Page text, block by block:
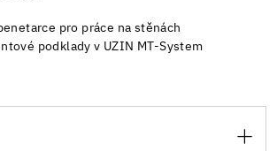
pro práce na stěnách
podklady v UZIN MT-System